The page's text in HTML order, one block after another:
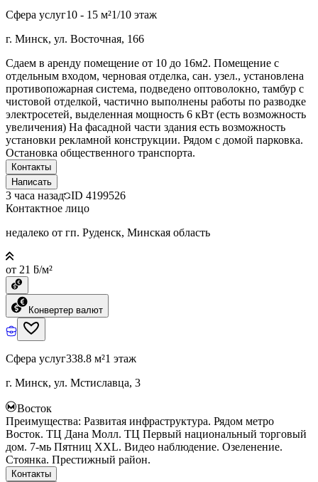
Сфера услуг10 - 15 м²1/10 этаж
г. Минск, ул. Восточная, 166
Сдаем в аренду помещение от 10 до 16м2. Помещение с
отдельным входом, черновая отделка, сан. узел., установлена
противопожарная система, подведено оптоволокно, тамбур с
чистовой отделкой, частично выполнены работы по разводке
электросетей, выделенная мощность 6 кВт (есть возможность
увеличения) На фасадной части здания есть возможность
установки рекламной конструкции. Рядом с домой парковка.
Остановка общественного транспорта.
Контакты
Написать
3 часа назад ID 4199526
Контактное лицо
недалеко от гп. Руденск, Минская область
от 21 ƃ/м²
Конвертер валют
Сфера услуг338.8 м²1 этаж
г. Минск, ул. Мстиславца, 3
Восток
Преимущества: Развитая инфраструктура. Рядом метро
Восток. ТЦ Дана Молл. ТЦ Первый национальный торговый
дом. 7-мь Пятниц ХХL. Видео наблюдение. Озеленение.
Стоянка. Престижный район.
Контакты